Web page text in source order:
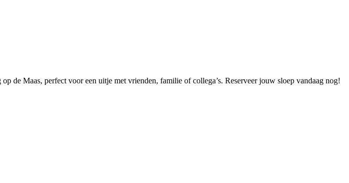
de Maas, perfect voor een uitje met vrienden, familie of collega’s. Reserveer jouw sloep vandaag nog!